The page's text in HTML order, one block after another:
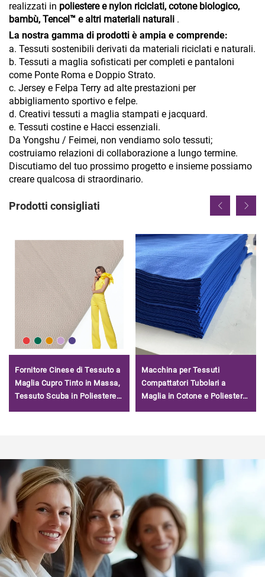
realizzati in poliestere e nylon riciclati, cotone biologico,
bambù, Tencel™ e altri materiali naturali .
La nostra gamma di prodotti è ampia e comprende:
a. Tessuti sostenibili derivati da materiali riciclati e naturali.
b. Tessuti a maglia sofisticati per completi e pantaloni
come Ponte Roma e Doppio Strato.
c. Jersey e Felpa Terry ad alte prestazioni per
abbigliamento sportivo e felpe.
d. Creativi tessuti a maglia stampati e jacquard.
e. Tessuti costine e Hacci essenziali.
Da Yongshu / Feimei, non vendiamo solo tessuti;
costruiamo relazioni di collaborazione a lungo termine.
Discutiamo del tuo prossimo progetto e insieme possiamo
creare qualcosa di straordinario.
Prodotti consigliati
Fornitore Cinese di Tessuto a
Maglia Cupro Tinto in Massa,
Tessuto Scuba in Poliestere
Macchina per Tessuti
Compattatori Tubolari a
Maglia in Cotone e Poliestere